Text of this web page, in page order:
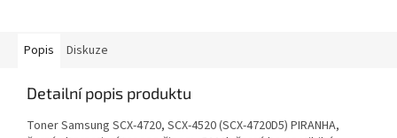
Popis Diskuze
Detailní popis produktu
Toner Samsung SCX-4720, SCX-4520 (SCX-4720D5) PIRANHA,